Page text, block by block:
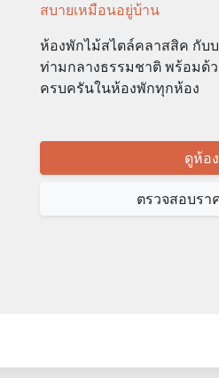
สบายเหมือนอยู่บ้าน
ห้องพักไม้สไตล์คลาสสิค กับ
ท่ามกลางธรรมชาติ พร้อมด้
ครบครันในห้องพักทุกห้อง
ดูห้อ
ตรวจสอบร